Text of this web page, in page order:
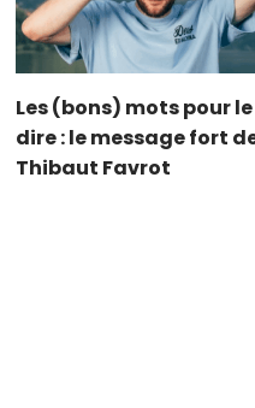
Les (bons) mots pour le
dire : le message fort
Thibaut Favrot